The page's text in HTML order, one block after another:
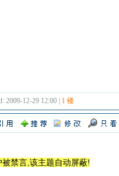
2009-12-29 12:00 | 1 楼
被禁言,该主题自动屏蔽!